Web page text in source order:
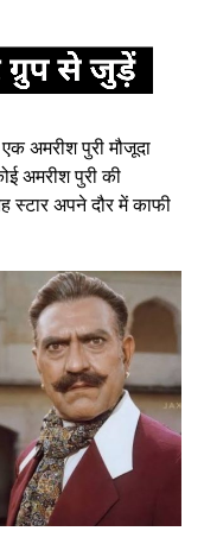
अमरीश पुरी मौजूदा
अमरीश पुरी की
स्टार अपने दौर में काफी